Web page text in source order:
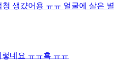
생걌어용 ㅠㅠ 얼굴에 살은 별
네요 ㅠㅠ흑 ㅠㅠ